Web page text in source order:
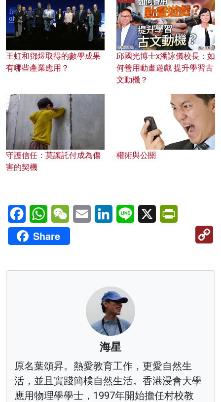
王虹和鄧煜取得的數學成果
有哪些產業應用？
邱國光博士x潘詠儀校長：如
何善用動畫遊戲 提升學習古
文動機？
守護信任：莫讓託付成為傷
害的契機
權術與公關
FacebookWhatsAppWeChatEmail LinkedInLine X
Share
海星
原名葉頌昇。熱愛教育工作，更愛自然生
活，並且實踐簡樸自然生活。香港浸會大學
應用物理學學士，1997年開始擔任村校教